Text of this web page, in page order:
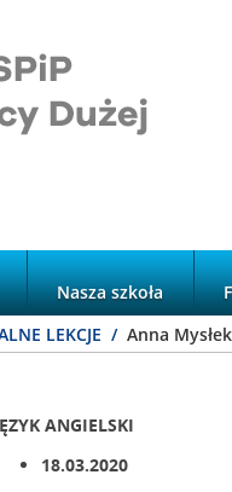
Nasza szkoła
LEKCJE Anna Mysłek
ANGIELSKI
18.03.2020